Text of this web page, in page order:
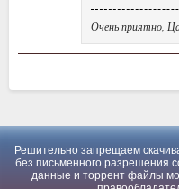
Очень приятно,
Решительно запрещаем
без письменного разрешения
данные и торрент файлы